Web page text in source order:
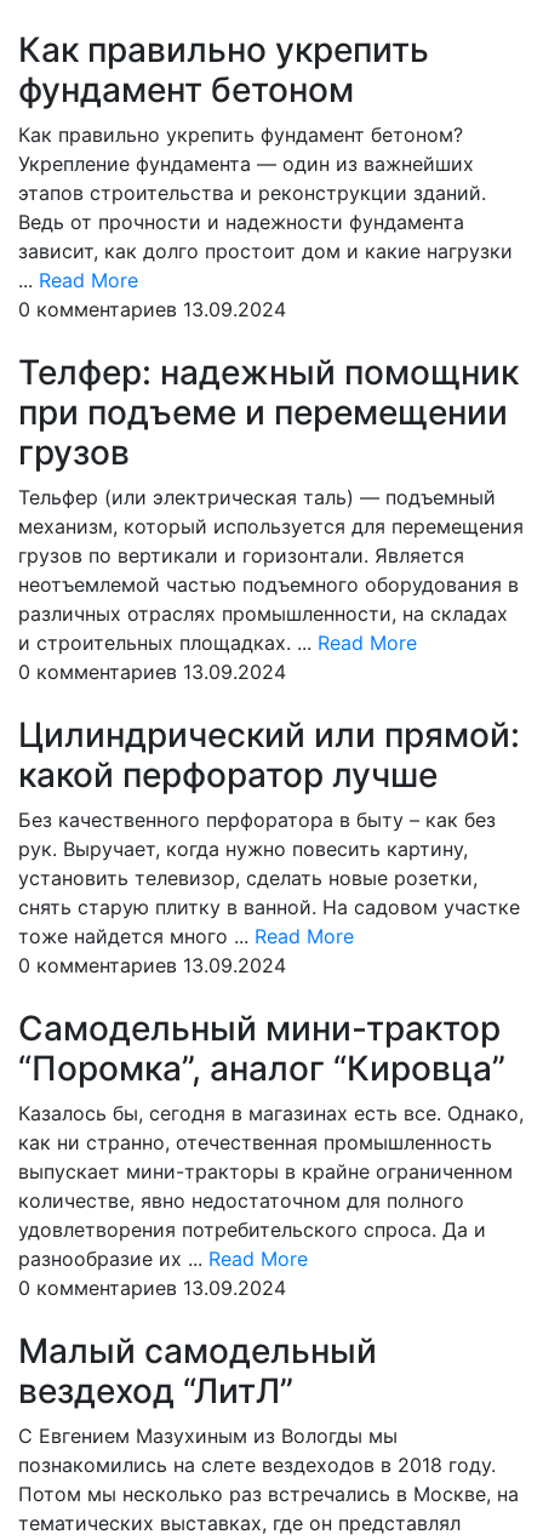
Как правильно укрепить
фундамент бетоном
Как правильно укрепить фундамент бетоном?
Укрепление фундамента — один из важнейших
этапов строительства и реконструкции зданий.
Ведь от прочности и надежности фундамента
зависит, как долго простоит дом и какие нагрузки
... Read MoreRead
More
0 комментариев 13.09.2024
Телфер: надежный помощник
при подъеме и перемещении
грузов
Тельфер (или электрическая таль) — подъемный
механизм, который используется для перемещения
грузов по вертикали и горизонтали. Является
неотъемлемой частью подъемного оборудования в
различных отраслях промышленности, на складах
и строительных площадках. ... Read MoreRead
0 комментариев 13.09.2024
Цилиндрический или прямой:
какой перфоратор лучше
Без качественного перфоратора в быту – как без
рук. Выручает, когда нужно повесить картину,
установить телевизор, сделать новые розетки,
снять старую плитку в ванной. На садовом участке
тоже найдется много ... Read MoreRead
0 комментариев 13.09.2024
Самодельный мини-трактор
“Поромка”, аналог “Кировца”
Казалось бы, сегодня в магазинах есть все. Однако,
как ни странно, отечественная промышленность
выпускает мини-тракторы в крайне ограниченном
количестве, явно недостаточном для полного
удовлетворения потребительского спроса. Да и
разнообразие их ... Read MoreRead
0 комментариев 13.09.2024
Малый самодельный
вездеход “ЛитЛ”
С Евгением Мазухиным из Вологды мы
познакомились на слете вездеходов в 2018 году.
Потом мы несколько раз встречались в Москве, на
тематических выставках, где он представлял